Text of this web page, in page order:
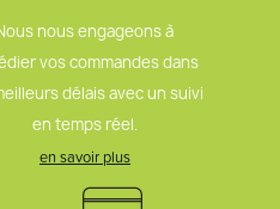
nous engageons à
vos commandes dans
délais avec un suivi
en temps réel.
en savoir plus